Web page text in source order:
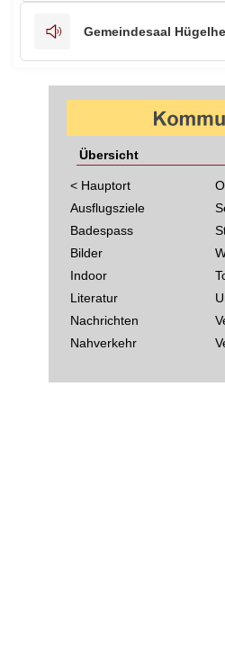
Gemeindesaal
Übersicht
< Hauptort
Ausflugsziele
Badespass
Bilder
Indoor
Literatur
Nachrichten
Nahverkehr